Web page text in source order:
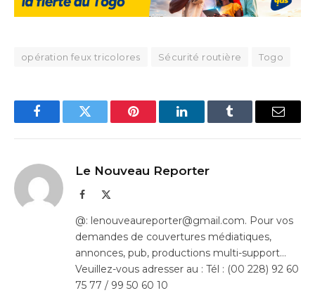
opération feux tricolores Sécurité routière Togo
FacebookTwitter Pinterest LinkedInTumblr Email
Le Nouveau Reporter
Facebook
@: lenouveaureporter@gmail.com. Pour vos
demandes de couvertures médiatiques,
annonces, pub, productions multi-support…
Veuillez-vous adresser au : Tél : (00 228) 92 60
75 77 / 99 50 60 10